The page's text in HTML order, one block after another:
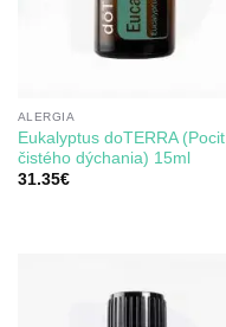
ALERGIA
Eukalyptus doTERRA (Pocit
čistého dýchania) 15ml
31.35€